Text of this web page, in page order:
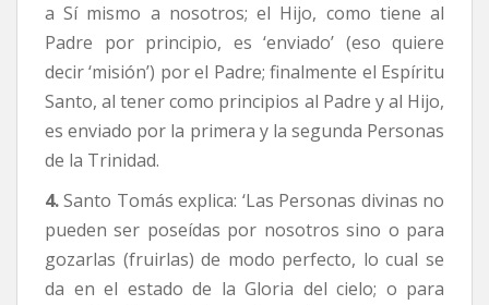
a Sí mismo a nosotros; el Hijo, como tiene al
Padre por principio, es ‘enviado’ (eso quiere
decir ‘misión’) por el Padre; finalmente el Espíritu
Santo, al tener como principios al Padre y al Hijo,
es enviado por la primera y la segunda Personas
de la Trinidad.
4.Santo Tomás explica: ‘Las Personas divinas no
pueden ser poseídas por nosotros sino o para
gozarlas (fruirlas) de modo perfecto, lo cual se
da en el estado de la Gloria del cielo; o para